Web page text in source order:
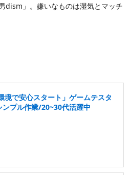
dism」。嫌いなものは湿気とマッチ
境で安心スタート」ゲームテスタ
プル作業/20~30代活躍中